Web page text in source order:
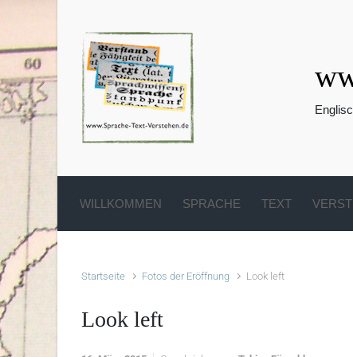
WILLKOMMEN SPRACHE TEXT
Startseite Fotos der Eröffnung Look left
Look left